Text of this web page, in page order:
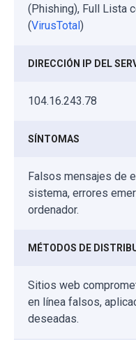
(Phishing), Full Lista
(VirusTotal)
DIRECCIÓN IP DEL
104.16.243.78
SÍNTOMAS
Falsos mensajes de
sistema, errores
ordenador.
MÉTODOS DE
Sitios web
en línea falsos,
deseadas.